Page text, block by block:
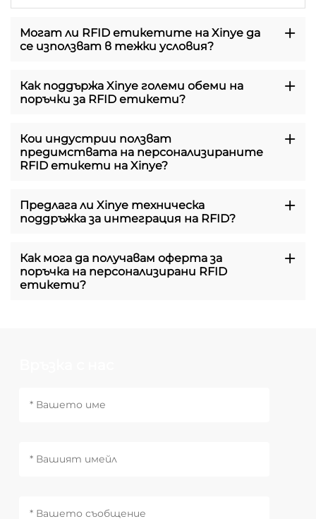
Могат ли RFID етикетите на Xinye да
се използват в тежки условия?
Как поддържа Xinye големи обеми на
поръчки за RFID етикети?
Кои индустрии ползват
предимствата на персонализираните
RFID етикети на Xinye?
Предлага ли Xinye техническа
поддръжка за интеграция на RFID?
Как мога да получавам оферта за
поръчка на персонализирани RFID
етикети?